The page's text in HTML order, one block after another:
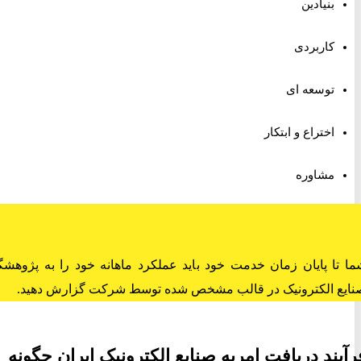
بنيادين
کاربردی
توسعه ای
اختراع و ابتکار
مشاوره
پایان زمان خدمت خود باید عملکرد ماهانه خود را به پژوهشگاه
الکترونیک در قالب مشخص شده توسط شرکت گزارش دهید.
دریافت امریه صنایع الکترونیک ایران چگونه